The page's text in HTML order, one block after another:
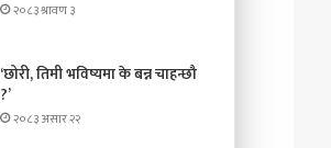
२०८३ श्रावण ३
‘छोरी, तिमी भविष्यमा के बन्न चाहन्छौ
?’
२०८३ असार २२